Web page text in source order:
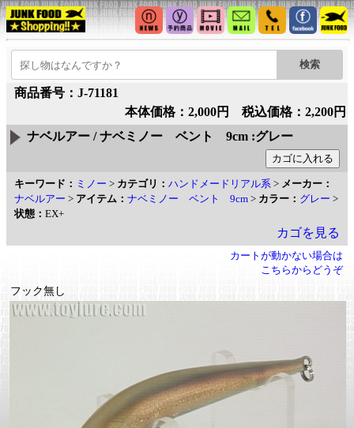
商品番号：J-71181
本体価格：2,000円 税込価格：2,200円
ナベルアー / ナベミノー ベント 9cm :グレー
キーワード： ミノー > カテゴリ： ハンドメードリアル系 > メーカー：
ナベルアー > アイテム： ナベミノー ベント 9cm > カラー： グレー >
状態： EX+
カゴを見る
カートが動かない場合は
こちらからどうぞ
フック無し